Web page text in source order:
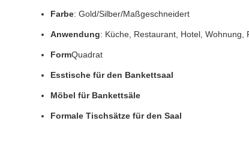
Farbe: Gold/Silber/Maßgeschneidert
Anwendung: Küche, Restaurant, Hotel, Wohnung,
FormQuadrat
Esstische für den Bankettsaal
Möbel für Bankettsäle
Formale Tischsätze für den Saal